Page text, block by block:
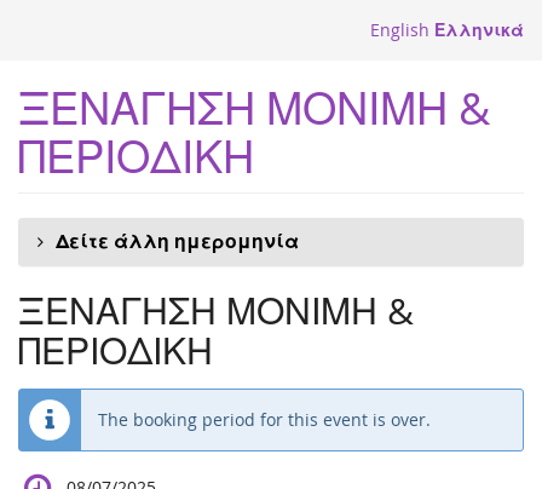
English Ελληνικά
ΞΕΝΑΓΗΣΗ ΜΟΝΙΜΗ &
ΠΕΡΙΟΔΙΚΗ
Δείτε άλλη ημερομηνία
ΞΕΝΑΓΗΣΗ ΜΟΝΙΜΗ &
ΠΕΡΙΟΔΙΚΗ
The booking period for this event is over.